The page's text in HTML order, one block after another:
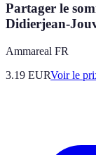
Partager le
Didierjean-
Ammareal FR
3.19 EURVoir le